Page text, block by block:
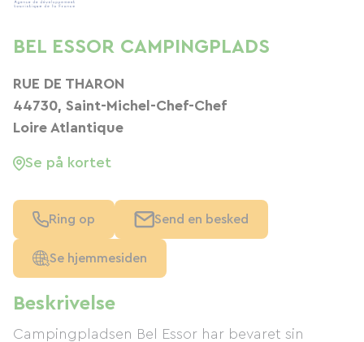
Beskrivelse
Campingpladsen Bel Essor har bevaret sin
BEL ESSOR CAMPINGPLADS
RUE DE THARON
44730, Saint-Michel-Chef-Chef
Loire Atlantique
Se på kortet
Ring op Send en besked
Se hjemmesiden